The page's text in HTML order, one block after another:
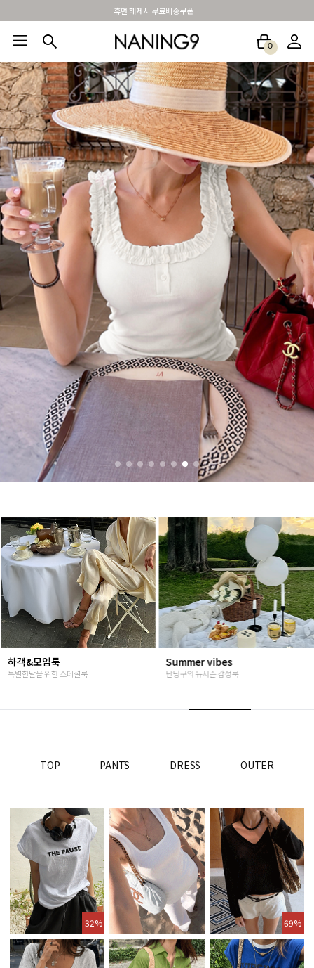
BEST 포토리뷰 - 매주 2명추첨 3만원쿠폰
0
BEST100🤍 NEW5% 베스트재진행 썸머여행룩 아울렛 하객&모임룩
하객&모임룩
특별한날을 위한 스페셜룩
Summer vibes
난닝구의 뉴시즌 감성룩
TOP PANTS DRESS OUTER
32% 69%